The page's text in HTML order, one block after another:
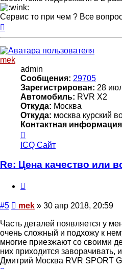
Сервис то при чем ? Все
mek
admin
Сообщения: 29705
Зарегистрирован: 28
Автомобиль: RVR X2
Откуда: Москва
Откуда: москва курский
Контактная
информация
пользователя
mek
ICQ Сайт
Re: Цена качество или
#5 Сообщение
mek » 30 апр 2018, 20:59
Часть деталей появляется у
очень сложный и подхожу к
многие приезжают со своими
них приходится заворачивать,
Дмитрий Москва RVR SPORT